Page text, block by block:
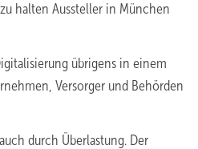
halten Aussteller in München
übrigens in einem
Versorger und Behörden
durch Überlastung. Der